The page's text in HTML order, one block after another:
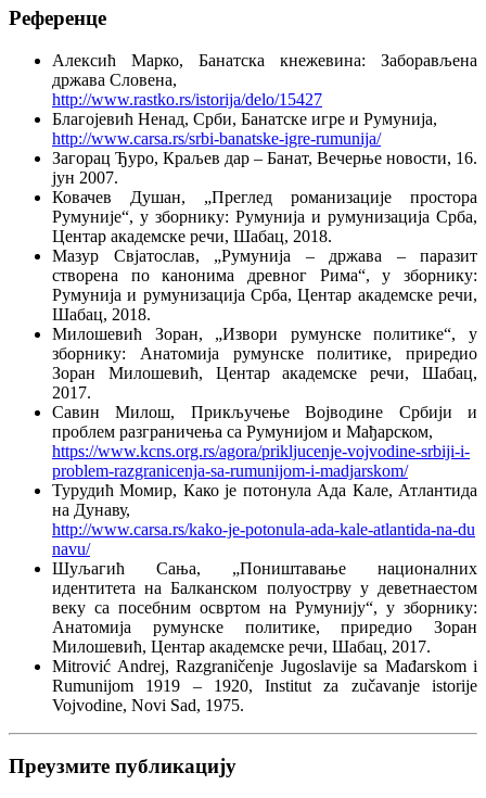
Референце
Алексић Марко, Банатска кнежевина: Заборављена
држава Словена,
http://www.rastko.rs/istorija/delo/15427
Благојевић Ненад, Срби, Банатске игре и Румунија,
http://www.carsa.rs/srbi-banatske-igre-rumunija/
Загорац Ђуро, Краљев дар – Банат, Вечерње новости, 16.
јун 2007.
Ковачев Душан, „Преглед романизације простора
Румуније“, у зборнику: Румунија и румунизација Срба,
Центар академске речи, Шабац, 2018.
Мазур Свјатослав, „Румунија – држава – паразит
створена по канонима древног Рима“, у зборнику:
Румунија и румунизација Срба, Центар академске речи,
Шабац, 2018.
Милошевић Зоран, „Извори румунске политике“, у
зборнику: Анатомија румунске политике, приредио
Зоран Милошевић, Центар академске речи, Шабац,
2017.
Савин Милош, Прикључење Војводине Србији и
проблем разграничења са Румунијом и Мађарском,
https://www.kcns.org.rs/agora/prikljucenje-vojvodine-srbiji-i-
problem-razgranicenja-sa-rumunijom-i-madjarskom/
Турудић Момир, Како је потонула Ада Кале, Атлантида
на Дунаву,
http://www.carsa.rs/kako-je-potonula-ada-kale-atlantida-na-du
navu/
Шуљагић Сања, „Поништавање националних
идентитета на Балканском полуострву у деветнаестом
веку са посебним освртом на Румунију“, у зборнику:
Анатомија румунске политике, приредио Зоран
Милошевић, Центар академске речи, Шабац, 2017.
Mitrović Andrej, Razgraničenje Jugoslavije sa Mađarskom i
Rumunijom 1919 – 1920, Institut za zučavanje istorije
Vojvodine, Novi Sad, 1975.
Преузмите публикацију